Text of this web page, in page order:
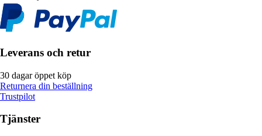
Leverans och retur
30 dagar öppet köp
Returnera din beställning
Trustpilot
Tjänster